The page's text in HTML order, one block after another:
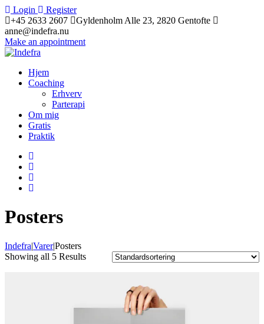
Login
Register
+45 2633 2607
Gyldenholm Alle 23, 2820 Gentofte
anne@indefra.nu
Make an appointment
Hjem
Coaching
Erhverv
Parterapi
Om mig
Gratis
Praktik
Posters
Indefra|Varer|Posters
Showing all 5 Results